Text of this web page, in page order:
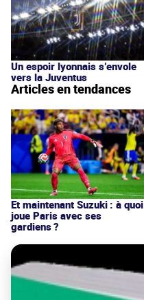
Un espoir lyonnais s’envole
vers la Juventus
Articles en tendances
Et maintenant Suzuki : à quoi
joue Paris avec ses
gardiens ?